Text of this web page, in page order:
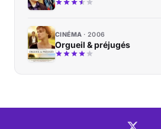
CINÉMA 2006
Orgueil & préjugés